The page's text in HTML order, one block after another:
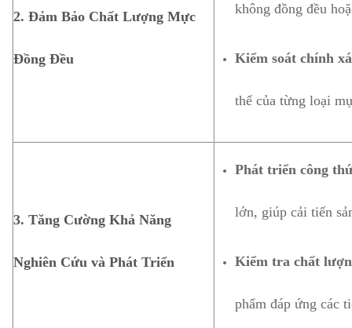
2. Đảm Bảo Chất Lượng Mực
Đồng Đều
không đồng đều
Kiểm soát chính
thể của từng loại
3. Tăng Cường Khả Năng
Nghiên Cứu và Phát Triển
Phát triển công
lớn, giúp cải tiến
Kiểm tra chất
phẩm đáp ứng các